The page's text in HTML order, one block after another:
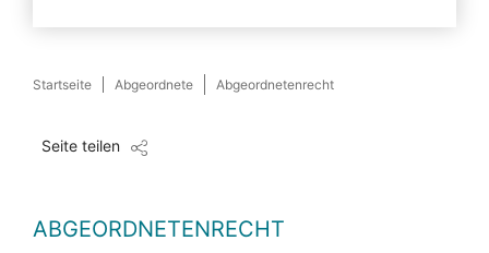
Startseite Abgeordnete Abgeordnetenrecht
Seite teilen
ABGEORDNETENRECHT